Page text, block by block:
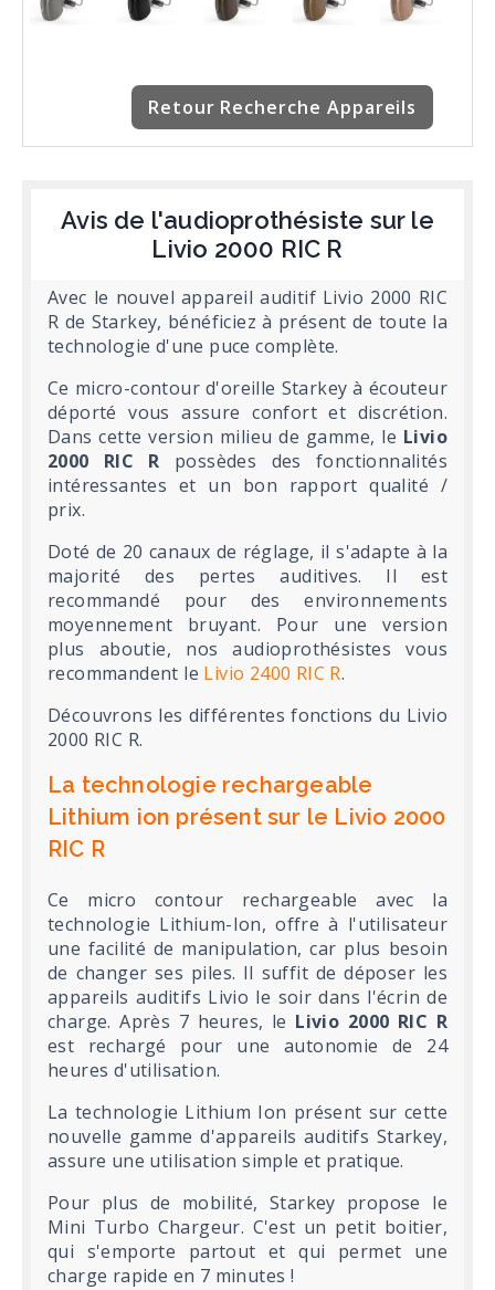
Retour Recherche Appareils
Avis de l'audioprothésiste sur le
Livio 2000 RIC R
Avec le nouvel appareil auditif Livio 2000 RIC
R de Starkey, bénéficiez à présent de toute la
technologie d'une puce complète.
Ce micro-contour d'oreille Starkey à écouteur
déporté vous assure confort et discrétion.
Dans cette version milieu de gamme, le Livio
2000 RIC R possèdes des fonctionnalités
intéressantes et un bon rapport qualité /
prix.
Doté de 20 canaux de réglage, il s'adapte à la
majorité des pertes auditives. Il est
recommandé pour des environnements
moyennement bruyant. Pour une version
plus aboutie, nos audioprothésistes vous
recommandent le Livio 2400 RIC R.
Découvrons les différentes fonctions du Livio
2000 RIC R.
La technologie rechargeable
Lithium ion présent sur le Livio 2000
RIC R
Ce micro contour rechargeable avec la
technologie Lithium-Ion, offre à l'utilisateur
une facilité de manipulation, car plus besoin
de changer ses piles. Il suffit de déposer les
appareils auditifs Livio le soir dans l'écrin de
charge. Après 7 heures, le Livio 2000 RIC R
est rechargé pour une autonomie de 24
heures d'utilisation.
La technologie Lithium Ion présent sur cette
nouvelle gamme d'appareils auditifs Starkey,
assure une utilisation simple et pratique.
Pour plus de mobilité, Starkey propose le
Mini Turbo Chargeur. C'est un petit boitier,
qui s'emporte partout et qui permet une
charge rapide en 7 minutes !